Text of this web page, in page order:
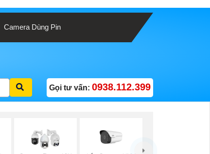
Camera Dùng Pin
Gọi tư vấn: 0938.112.399